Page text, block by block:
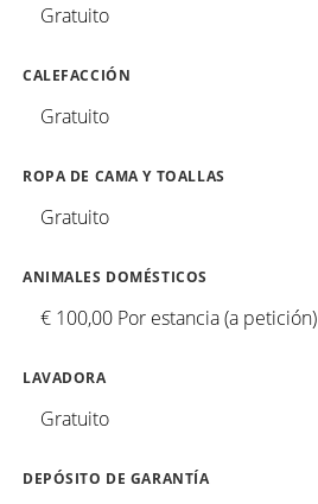
Gratuito
CALEFACCIÓN
Gratuito
ROPA DE CAMA Y TOALLAS
Gratuito
ANIMALES DOMÉSTICOS
€ 100,00 Por estancia (a petición)
LAVADORA
Gratuito
DEPÓSITO DE GARANTÍA